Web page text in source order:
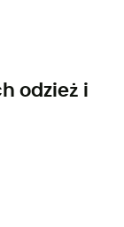
odzież i